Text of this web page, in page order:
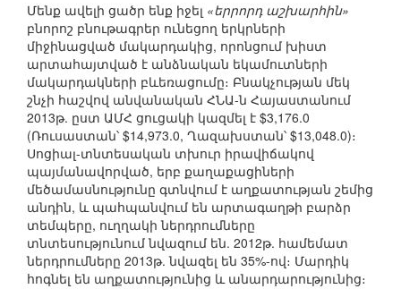
Մենք ավելի ցածր ենք իջել «երրորդ աշխարհին»
բնորոշ բնութագրեր ունեցող երկրների
միջինացված մակարդակից, որոնցում խիստ
արտահայտված է անձնական եկամուտների
մակարդակների բևեռացումը։ Բնակչության մեկ
շնչի հաշվով անվանական ՀՆԱ-ն Հայաստանում
2013թ. ըստ ԱՄՀ ցուցակի կազմել է $3,176.0
(Ռուսաստան՝ $14,973.0, Ղազախստան՝ $13,048.0)։
Սոցիալ-տնտեսական տխուր իրավիճակով
պայմանավորված, երբ քաղաքացիների
մեծամասնությունը գտնվում է աղքատության շեմից
անդին, և պահպանվում են արտագաղթի բարձր
տեմպերը, ուղղակի ներդրումները
տնտեսությունում նվազում են. 2012թ. համեմատ
ներդրումները 2013թ. նվազել են 35%-ով։ Մարդիկ
հոգնել են աղքատությունից և անարդարությունից։